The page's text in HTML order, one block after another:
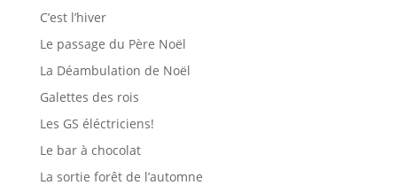
C’est l’hiver
Le passage du Père Noël
La Déambulation de Noël
Galettes des rois
Les GS éléctriciens!
Le bar à chocolat
La sortie forêt de l’automne